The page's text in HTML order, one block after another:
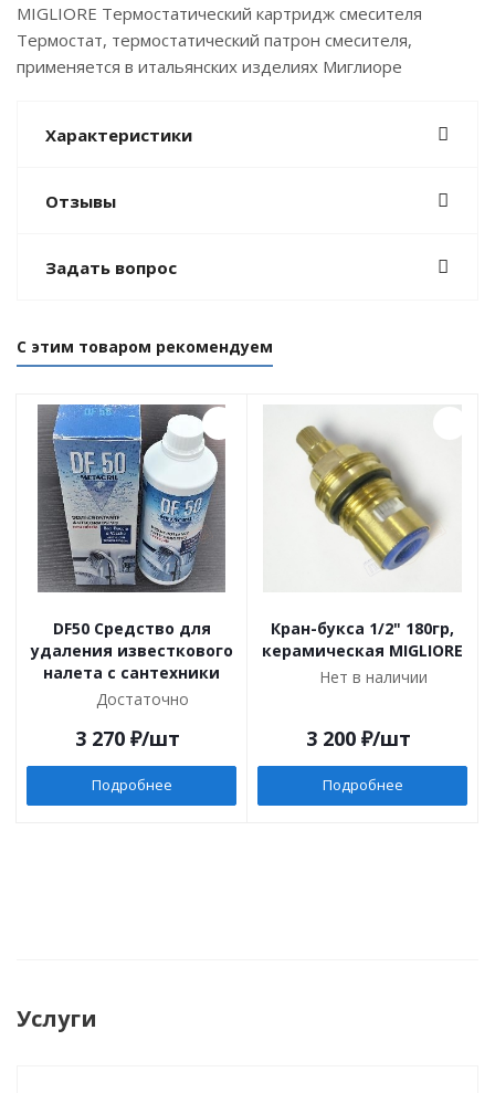
MIGLIORE Термостатический картридж смесителя
Термостат, термостатический патрон смесителя,
применяется в итальянских изделиях Миглиоре
Характеристики
Отзывы
Задать вопрос
С этим товаром рекомендуем
DF50 Cредство для
удаления известкового
налета с сантехники
Достаточно
3 270 ₽/шт
Подробнее
Кран-букса 1/2" 180гр,
керамическая MIGLIORE
Нет в наличии
3 200 ₽/шт
Подробнее
Услуги